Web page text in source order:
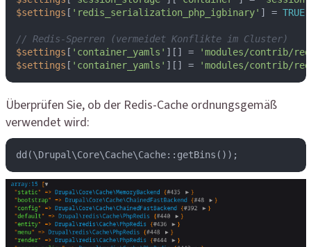
$settings [ 'redis_serialization_php_igbinary' ] = TRUE
// Redis-Sperren (vermeidet Konflikte im Cluster)
$settings [ 'container_yamls' ][] =
'modules/contrib/
$settings [ 'container_yamls' ][] = 'modules/contrib/
Überprüfen Sie, ob der Redis-Cache ordnungsgemäß
verwendet wird:
dd(\Drupal\Core\Cache\Cache::getBins());